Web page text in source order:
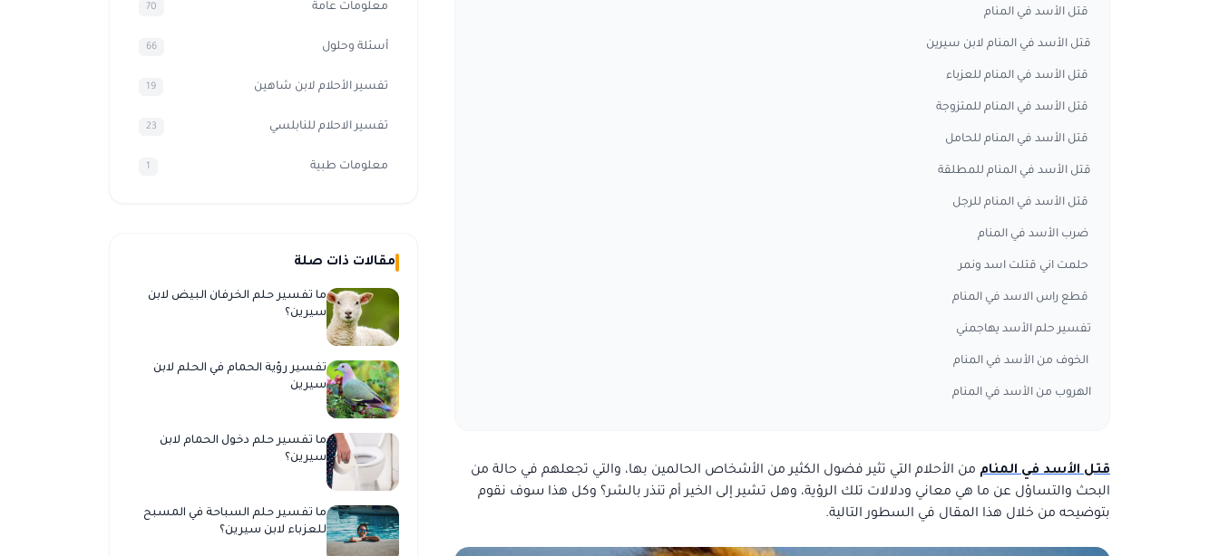
قتل الأسد في المنام
قتل الأسد في المنام لابن سيرين
قتل الأسد في المنام للعزباء
قتل الأسد في المنام للمتزوجة
قتل الأسد في المنام للحامل
قتل الأسد في المنام للمطلقة
قتل الأسد في المنام للرجل
ضرب الأسد في المنام
حلمت اني قتلت اسد ونمر
قطع راس الاسد في المنام
تفسير حلم الأسد يهاجمني
الخوف من الأسد في المنام
الهروب من الأسد في المنام
قتل الأسد في المنام من الأحلام التي تثير فضول الكثير من الأشخاص الحالمين بها، والتي تجعلهم في حالة من
البحث والتساؤل عن ما هي معاني ودلالات تلك الرؤية، وهل تشير إلى الخير أم تنذر بالشر؟ وكل هذا سوف نقوم
بتوضيحه من خلال هذا المقال في السطور التالية.
معلومات عامة 70
أسئلة وحلول 66
تفسير الأحلام لابن شاهين 19
تفسير الاحلام للنابلسي 23
معلومات طبية 1
مقالات ذات صلة
ما تفسير حلم الخرفان البيض لابن
سيرين؟
تفسير رؤية الحمام في الحلم لابن
سيرين
ما تفسير حلم دخول الحمام لابن
سيرين؟
ما تفسير حلم السباحة في المسبح
للعزباء لابن سيرين؟